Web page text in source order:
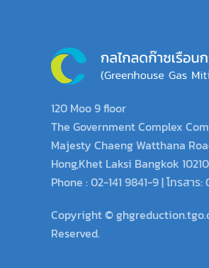
120 Moo 9 floor
The Government Complex
Majesty Chaeng Watthana
Hong,Khet Laksi Bangkok 10210
Phone : 02-141 9841-9 | โทรสาร
Copyright ©
Reserved.